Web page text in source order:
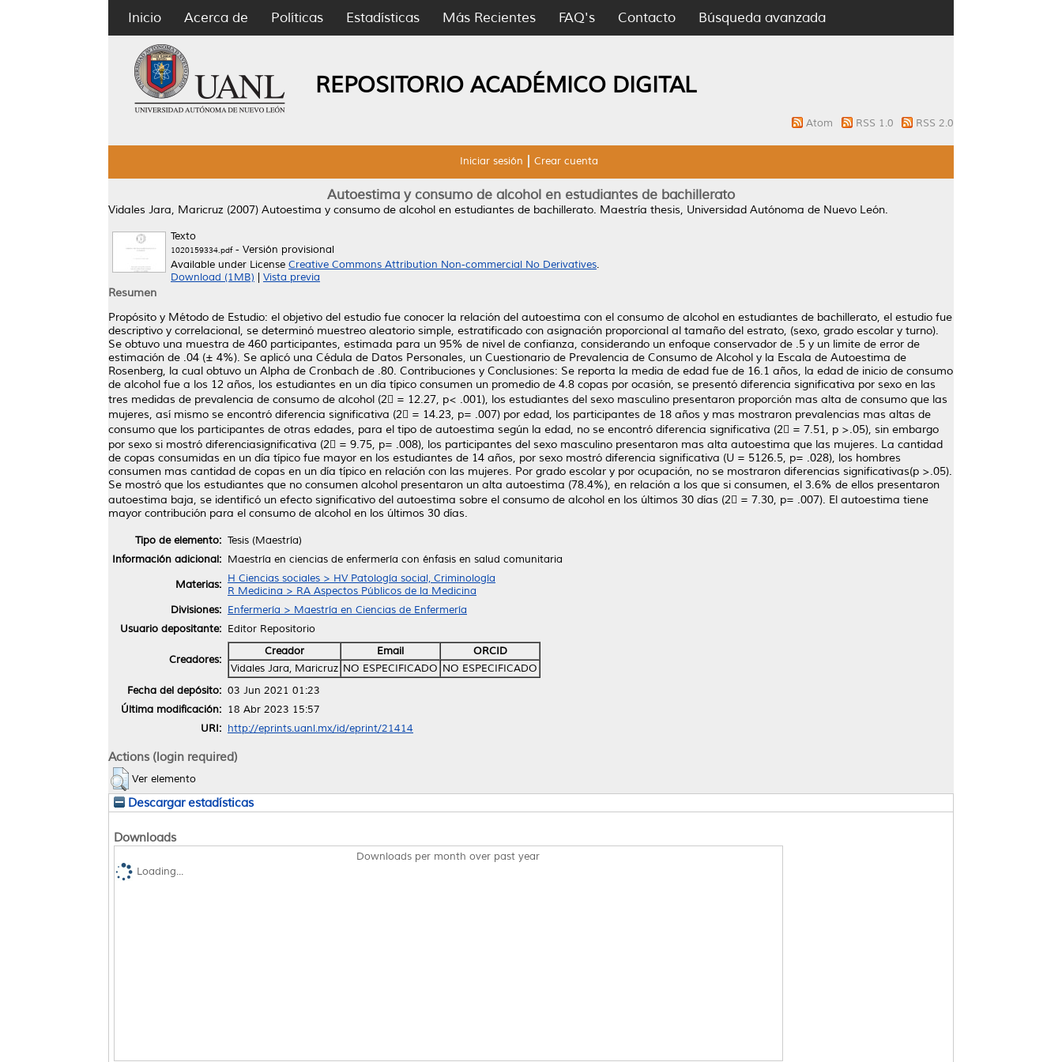
Inicio Acerca de Políticas Estadísticas Más Recientes FAQ's Contacto Búsqueda avanzada
REPOSITORIO ACADÉMICO DIGITAL
Atom RSS 1.0 RSS 2.0
Iniciar sesión Crear cuenta
Autoestima y consumo de alcohol en estudiantes de bachillerato
Vidales Jara, Maricruz (2007) Autoestima y consumo de alcohol en estudiantes de bachillerato. Maestría thesis, Universidad Autónoma de Nuevo León.
Texto
1020159334.pdf- Versión provisional
Available under License Creative Commons Attribution Non-commercial No Derivatives.
Download (1MB)
Vista previa
Resumen
Propósito y Método de Estudio: el objetivo del estudio fue conocer la relación del autoestima con el consumo de alcohol en estudiantes de bachillerato, el estudio fue
descriptivo y correlacional, se determinó muestreo aleatorio simple, estratificado con asignación proporcional al tamaño del estrato, (sexo, grado escolar y turno).
Se obtuvo una muestra de 460 participantes, estimada para un 95% de nivel de confianza, considerando un enfoque conservador de .5 y un limite de error de
estimación de .04 (± 4%). Se aplicó una Cédula de Datos Personales, un Cuestionario de Prevalencia de Consumo de Alcohol y la Escala de Autoestima de
Rosenberg, la cual obtuvo un Alpha de Cronbach de .80. Contribuciones y Conclusiones: Se reporta la media de edad fue de 16.1 años, la edad de inicio de consumo
de alcohol fue a los 12 años, los estudiantes en un día típico consumen un promedio de 4.8 copas por ocasión, se presentó diferencia significativa por sexo en las
tres medidas de prevalencia de consumo de alcohol (2 = 12.27, p< .001), los estudiantes del sexo masculino presentaron proporción mas alta de consumo que las
mujeres, así mismo se encontró diferencia significativa (2 = 14.23, p= .007) por edad, los participantes de 18 años y mas mostraron prevalencias mas altas de
consumo que los participantes de otras edades, para el tipo de autoestima según la edad, no se encontró diferencia significativa (2 = 7.51, p >.05), sin embargo
por sexo si mostró diferenciasignificativa (2 = 9.75, p= .008), los participantes del sexo masculino presentaron mas alta autoestima que las mujeres. La cantidad
de copas consumidas en un día típico fue mayor en los estudiantes de 14 años, por sexo mostró diferencia significativa (U = 5126.5, p= .028), los hombres
consumen mas cantidad de copas en un día típico en relación con las mujeres. Por grado escolar y por ocupación, no se mostraron diferencias significativas(p >.05).
Se mostró que los estudiantes que no consumen alcohol presentaron un alta autoestima (78.4%), en relación a los que si consumen, el 3.6% de ellos presentaron
autoestima baja, se identificó un efecto significativo del autoestima sobre el consumo de alcohol en los últimos 30 días (2 = 7.30, p= .007). El autoestima tiene
mayor contribución para el consumo de alcohol en los últimos 30 días.
Tipo de elemento: Tesis (Maestría)
Información adicional: Maestría en ciencias de enfermería con énfasis en salud comunitaria
Materias: H Ciencias sociales > HV Patología social, Criminología
R Medicina > RA Aspectos Públicos de la Medicina
Divisiones: Enfermería > Maestría en Ciencias de Enfermería
Usuario depositante: Editor Repositorio
Creadores:
Creador Email
ORCID
Vidales Jara, Maricruz NO ESPECIFICADO NO ESPECIFICADO
Fecha del depósito: 03 Jun 2021 01:23
Última modificación: 18 Abr 2023 15:57
URI: http://eprints.uanl.mx/id/eprint/21414
Actions (login required)
Ver elemento
Descargar estadísticas
Downloads
Downloads per month over past year
Loading...